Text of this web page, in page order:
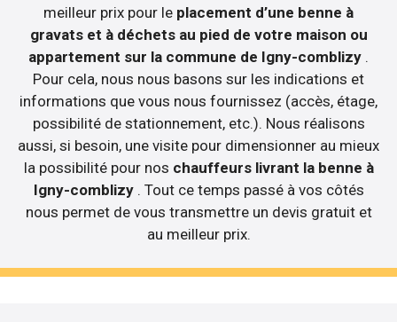
meilleur prix pour le placement d’une benne à
gravats et à déchets au pied de votre maison ou
appartement sur la commune de Igny-comblizy .
Pour cela, nous nous basons sur les indications et
informations que vous nous fournissez (accès, étage,
possibilité de stationnement, etc.). Nous réalisons
aussi, si besoin, une visite pour dimensionner au mieux
la possibilité pour nos chauffeurs livrant la benne à
Igny-comblizy . Tout ce temps passé à vos côtés
nous permet de vous transmettre un devis gratuit et
au meilleur prix.